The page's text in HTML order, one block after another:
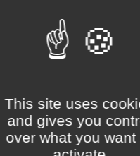
conditions ``Satisfait ou
DÉLAIS
This site uses
and gives you
over what you want